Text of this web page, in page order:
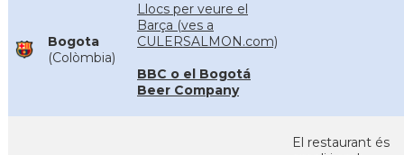
Bogota
(Colòmbia)
Llocs per veure el
Barça (ves a
CULERSALMON.com)
BBC o el Bogotá
Beer Company
El restaurant és